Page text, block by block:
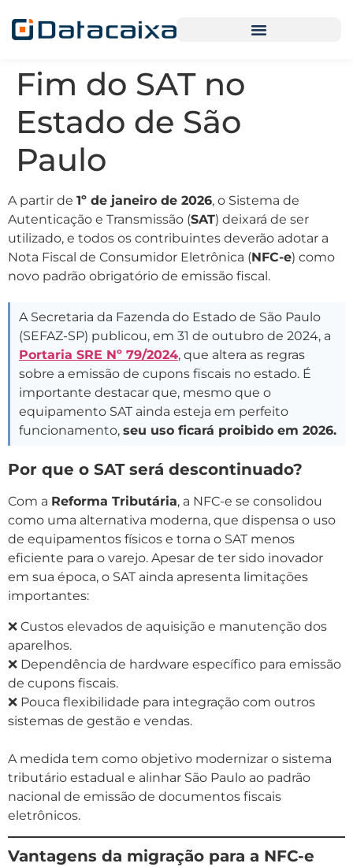
Fim do SAT no
Estado de São
Paulo
A partir de 1º de janeiro de 2026, o Sistema de
Autenticação e Transmissão (SAT) deixará de ser
utilizado, e todos os contribuintes deverão adotar a
Nota Fiscal de Consumidor Eletrônica (NFC-e) como
novo padrão obrigatório de emissão fiscal.
A Secretaria da Fazenda do Estado de São Paulo
(SEFAZ-SP) publicou, em 31 de outubro de 2024, a
Portaria SRE Nº 79/2024, que altera as regras
sobre a emissão de cupons fiscais no estado. É
importante destacar que, mesmo que o
equipamento SAT ainda esteja em perfeito
funcionamento, seu uso ficará proibido em 2026.
Por que o SAT será descontinuado?
Com a Reforma Tributária, a NFC-e se consolidou
como uma alternativa moderna, que dispensa o uso
de equipamentos físicos e torna o SAT menos
eficiente para o varejo. Apesar de ter sido inovador
em sua época, o SAT ainda apresenta limitações
importantes:
❌ Custos elevados de aquisição e manutenção dos
aparelhos.
❌ Dependência de hardware específico para emissão
de cupons fiscais.
❌ Pouca flexibilidade para integração com outros
sistemas de gestão e vendas.
A medida tem como objetivo modernizar o sistema
tributário estadual e alinhar São Paulo ao padrão
nacional de emissão de documentos fiscais
eletrônicos.
Vantagens da migração para a NFC-e